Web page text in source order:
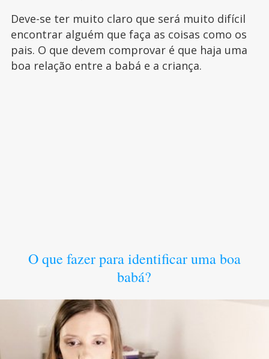
Deve-se ter muito claro que será muito difícil
encontrar alguém que faça as coisas como os
pais. O que devem comprovar é que haja uma
boa relação entre a babá e a criança.
O que fazer para identificar uma boa
babá?